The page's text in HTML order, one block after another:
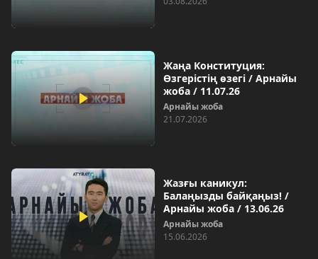
Жаңа Конституция:
Өзгерістің өзегі / Арнайы
жоба / 11.07.26
Арнайы жоба
21.07.2026
Жазғы каникул:
Балаңызды байқаңыз! /
Арнайы жоба / 13.06.26
Арнайы жоба
15.06.2026